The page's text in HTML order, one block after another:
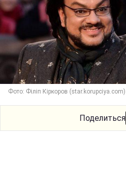
Фото: Філіп Кіркоров (star.korupciya.com)
Поделиться